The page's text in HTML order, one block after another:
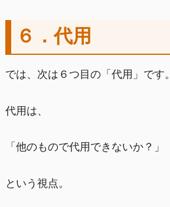
６．代用
では、次は６つ目の「代用」です。
代用は、
「他のもので代用できないか？」
という視点。